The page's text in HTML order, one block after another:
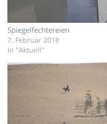
Spiegelfechtereien
7. Februar 2018
In "Aktuell"